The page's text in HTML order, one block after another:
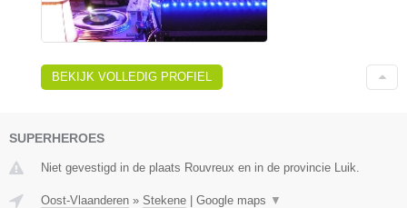
BEKIJK VOLLEDIG PROFIEL
SUPERHEROES
Niet gevestigd in de plaats Rouvreux en in de provincie Luik.
Oost-Vlaanderen » Stekene Google maps ▼